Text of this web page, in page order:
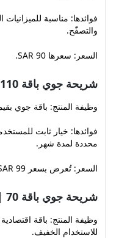
فوائدها: مناسبة
والتصفّح.
السعر: سعرها 90 SAR.
شريحة جوي باقة 110 | لمدة 4 أسابيع (28 يوم)
وظيفة المنتج: باقة جوي بقيمة 110 صالحة لمدة 28
فوائدها: خيار ثابت
محددة لمدة شهر.
السعر: تُعرض بسعر 99 SAR.
شريحة جوي باقة 70 | لمدة 4 أسابيع (28 يوم)
للاستخدام الخفيف.